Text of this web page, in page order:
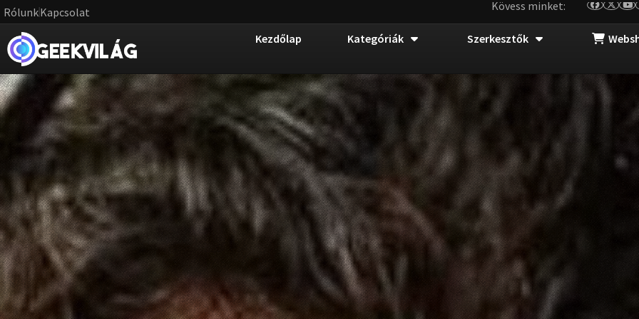
RólunkKapcsolat Kövess minket:
Kezdőlap Kategóriák Szerkesztők